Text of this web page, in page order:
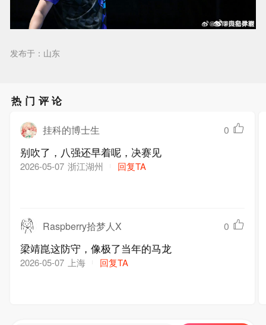
发布于：山东
热门评论
挂科的博士生 0
别吹了，八强还早着呢，决赛见
2026-05-07 浙江湖州 回复TA
Raspberry拾梦人X 0
梁靖崑这防守，像极了当年的马龙
2026-05-07 上海 回复TA